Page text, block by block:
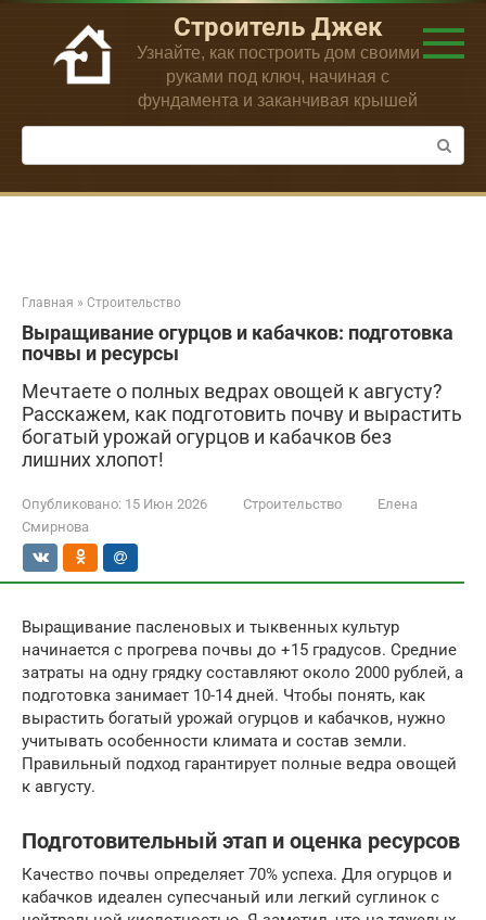
Перейти
контенту
Строитель Джек
Узнайте, как построить дом своими
руками под ключ, начиная с
фундамента и заканчивая крышей
Поиск:
Главная » Строительство
Выращивание огурцов и кабачков: подготовка
почвы и ресурсы
Мечтаете о полных ведрах овощей к августу?
Расскажем, как подготовить почву и вырастить
богатый урожай огурцов и кабачков без
лишних хлопот!
Опубликовано: 15 Июн 2026 Строительство
Елена
Смирнова
Выращивание пасленовых и тыквенных культур
начинается с прогрева почвы до +15 градусов. Средние
затраты на одну грядку составляют около 2000 рублей, а
подготовка занимает 10-14 дней. Чтобы понять, как
вырастить богатый урожай огурцов и кабачков, нужно
учитывать особенности климата и состав земли.
Правильный подход гарантирует полные ведра овощей
к августу.
Подготовительный этап и оценка ресурсов
Качество почвы определяет 70% успеха. Для огурцов и
кабачков идеален супесчаный или легкий суглинок с